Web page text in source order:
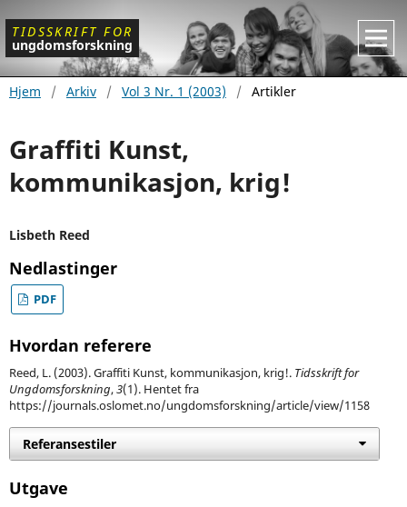
TIDSSKRIFT FOR
ungdomsforskning
Hjem / Arkiv / Vol 3 Nr. 1 (2003) / Artikler
Graffiti Kunst,
kommunikasjon, krig!
Lisbeth Reed
Nedlastinger
PDF
Hvordan referere
Reed, L. (2003). Graffiti Kunst, kommunikasjon, krig!. Tidsskrift for
Ungdomsforskning,3(1). Hentet fra
https://journals.oslomet.no/ungdomsforskning/article/view/1158
Referansestiler
Utgave